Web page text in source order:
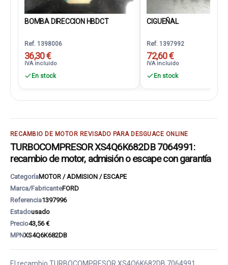
BOMBA DIRECCION HBDCT
Ref. 1398006
36,30 €
IVA incluido
En stock
CIGUEÑAL
Ref. 1397992
72,60 €
IVA incluido
En stock
RECAMBIO DE MOTOR REVISADO PARA DESGUACE ONLINE
TURBOCOMPRESOR XS4Q6K682DB 7064991:
recambio de motor, admisión o escape con garantía
CategoríaMOTOR / ADMISION / ESCAPE
Marca/FabricanteFORD
Referencia1397996
Estadousado
Precio43,56 €
MPNXS4Q6K682DB